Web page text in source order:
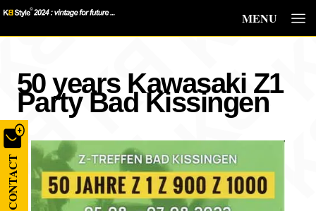
MENU
CONTACT
50 years Kawasaki Z1
Party Bad Kissingen